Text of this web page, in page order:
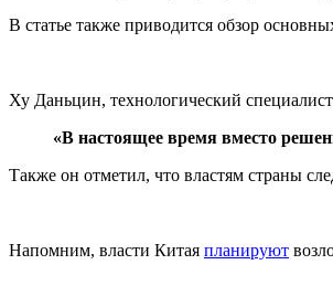
В статье также приводится обзор
Ху Даньцин, технологический
«В настоящее время вместо
Также он отметил, что властям страны
Напомним, власти Китая планируют